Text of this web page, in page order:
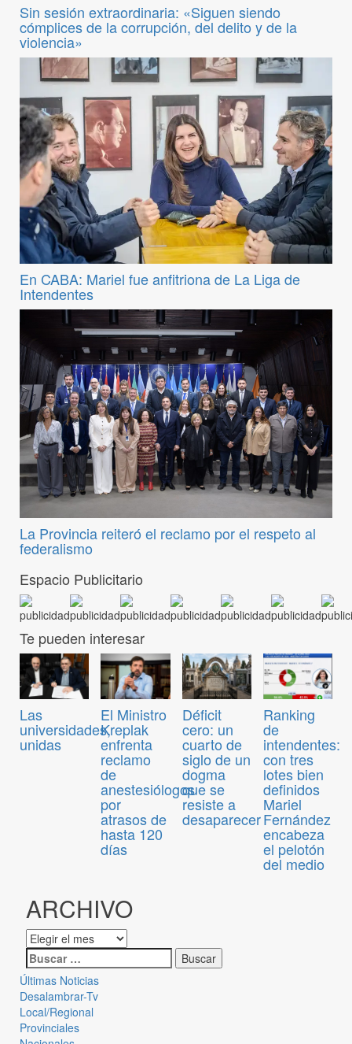
Sin sesión extraordinaria: «Siguen siendo
cómplices de la corrupción, del delito y de la
violencia»
En CABA: Mariel fue anfitriona de La Liga de
Intendentes
La Provincia reiteró el reclamo por el respeto al
federalismo
Espacio Publicitario
Te pueden interesar
Las
universidades,
unidas
El Ministro
Kreplak
enfrenta
reclamo
de
anestesiólogos
por
atrasos de
hasta 120
días
Déficit
cero: un
cuarto de
siglo de un
dogma
que se
resiste a
desaparecer
Ranking
de
intendentes:
con tres
lotes bien
definidos
Mariel
Fernández
encabeza
el pelotón
del medio
ARCHIVO
Últimas Noticias
Desalambrar-Tv
Local/Regional
Provinciales